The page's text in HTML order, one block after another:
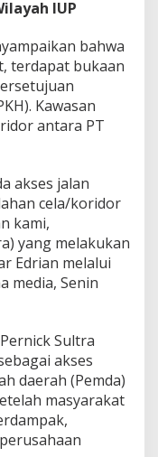
IUP
bahwa
terdapat bukaan
Kawasan
antara PT
akses jalan
cela/koridor
kami,
yang melakukan
Edrian melalui
media, Senin
Sultra
akses
daerah (Pemda)
masyarakat